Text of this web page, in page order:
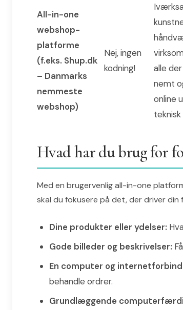
All-in-one
webshop-
platforme
(f.eks. Shup.dk
– Danmarks
nemmeste
webshop)
Nej, ingen
kodning!
alle
nemt
online
Hvad har du brug for
Med en brugervenlig all-in-one
skal du fokusere på det, der driver din
Dine produkter eller ydelser:
Gode billeder og beskrivelser:
En computer og
behandle ordrer.
Grundlæggende